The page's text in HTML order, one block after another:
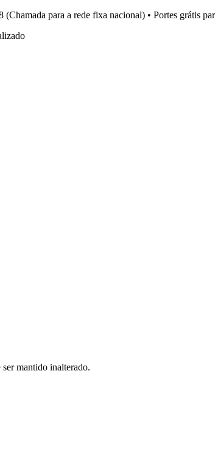
(Chamada para a rede fixa nacional) • Portes grátis
mantido inalterado.